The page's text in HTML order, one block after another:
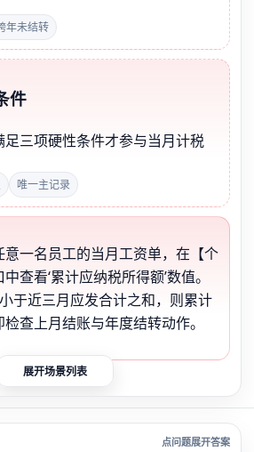
年未结转
件
足三项硬性条件才参与当月计税
唯一主记录
意一名员工的当月工资单，在【个
查看‘累计应纳税所得额’数值。
于近三月应发合计之和，则累计
查上月结账与年度结转动作。
展开场景列表